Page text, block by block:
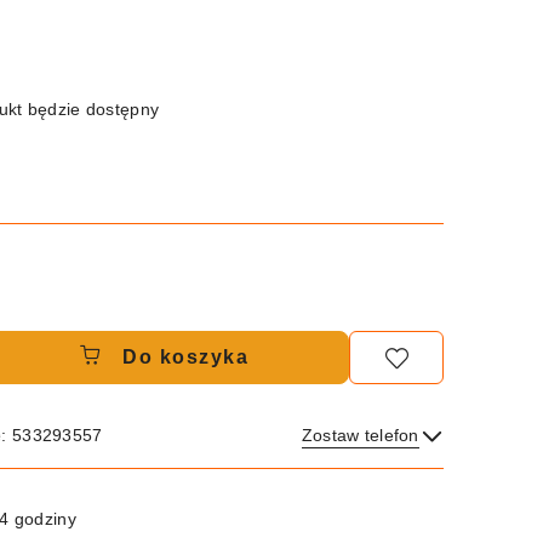
będzie dostępny
Do koszyka
533293557 Zostaw telefon
Wyślij
godziny